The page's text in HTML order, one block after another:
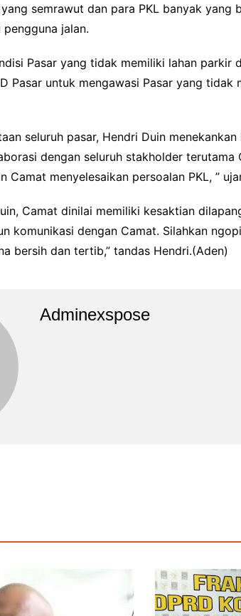
semrawut dan para PKL banyak yang
jalan.
Pasar yang tidak memiliki lahan parkir
Pasar untuk mengawasi Pasar yang tidak
seluruh pasar, Hendri Duin
dengan seluruh stakholder terutama
Camat menyelesaikan persoalan PKL, ”
Camat dinilai memiliki kesaktian
komunikasi dengan Camat. Silahkan
bersih dan tertib,” tandas Hendri.(Aden)
Adminexspose